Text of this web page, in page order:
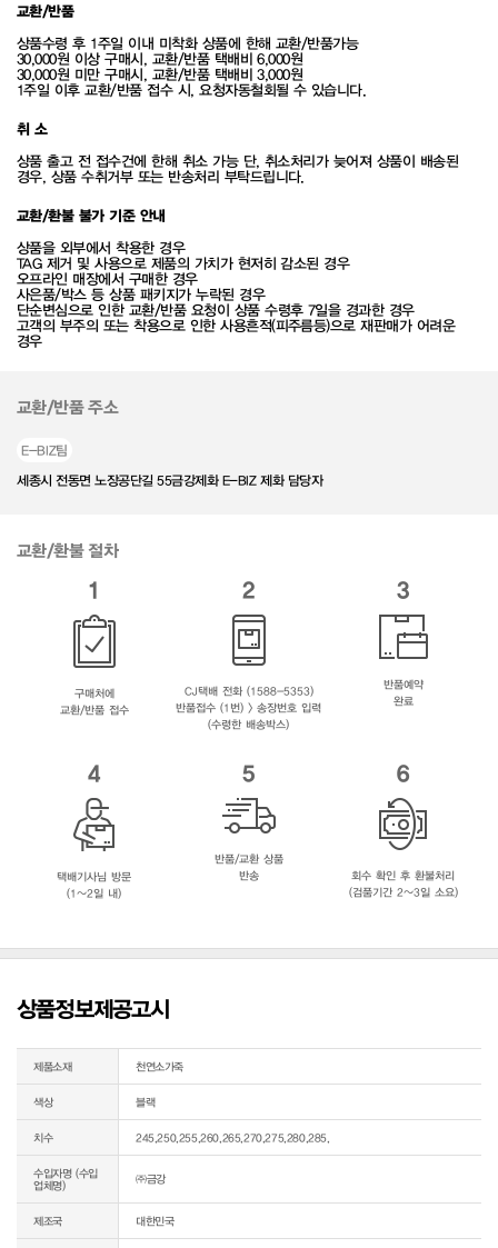
교환/반품
상품수령 후 1주일 이내 미착화 상품에 한해 교환/반품가능
30,000원 이상 구매시, 교환/반품 택배비 6,000원
30,000원 미만 구매시, 교환/반품 택배비 3,000원
1주일 이후 교환/반품 접수 시, 요청자동철회될 수 있습니다.
취 소
상품 출고 전 접수건에 한해 취소 가능 단, 취소처리가 늦어져 상품이 배송된
경우, 상품 수취거부 또는 반송처리 부탁드립니다.
교환/환불 불가 기준 안내
상품을 외부에서 착용한 경우
TAG 제거 및 사용으로 제품의 가치가 현저히 감소된 경우
오프라인 매장에서 구매한 경우
사은품/박스 등 상품 패키지가 누락된 경우
단순변심으로 인한 교환/반품 요청이 상품 수령후 7일을 경과한 경우
고객의 부주의 또는 착용으로 인한 사용흔적(피주름등)으로 재판매가 어려운
경우
교환/반품 주소
E-BIZ팀
세종시 전동면 노장공단길 55금강제화 E-BIZ 제화 담당자
교환/환불 절차
1
구매처에
교환/반품 접수
2
CJ택배 전화 (1588-5353)
반품접수 (1번) > 송장번호 입력
(수령한 배송박스)
3
반품예약
완료
4
택배기사님 방문
(1~2일 내)
5
반품/교환 상품
반송
6
회수 확인 후 환불처리
(검품기간 2~3일 소요)
상품정보제공고시
제품소재 천연소가죽
색상 블랙
치수 245,250,255,260,265,270,275,280,285,
수입자명 (수입
업체명)
㈜금강
제조국 대한민국